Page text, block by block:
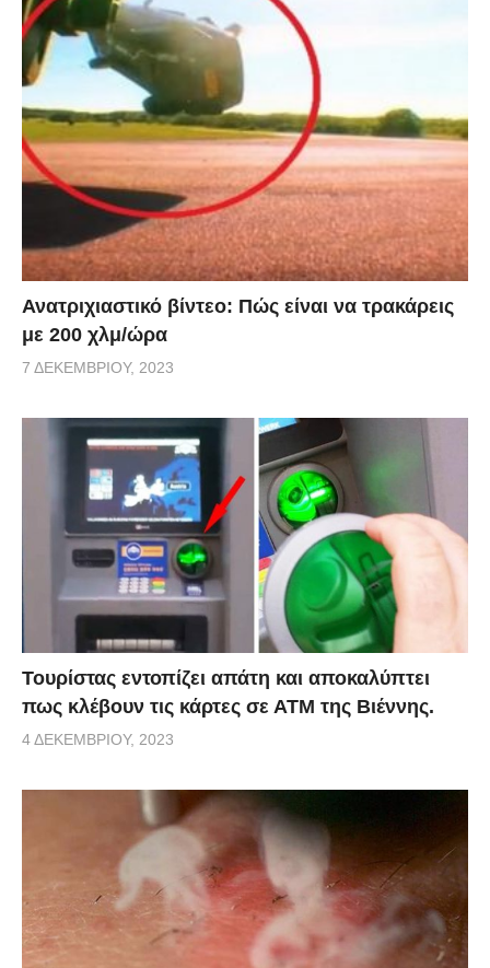
Ανατριχιαστικό βίντεο: Πώς είναι να τρακάρεις
με 200 χλμ/ώρα
7 ΔΕΚΕΜΒΡΊΟΥ, 2023
Τουρίστας εντοπίζει απάτη και αποκαλύπτει
πως κλέβουν τις κάρτες σε ΑΤΜ της Βιέννης.
4 ΔΕΚΕΜΒΡΊΟΥ, 2023